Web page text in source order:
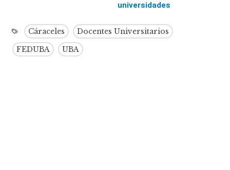
universidades
Cáraceles
Docentes Universitarios
FEDUBA
UBA